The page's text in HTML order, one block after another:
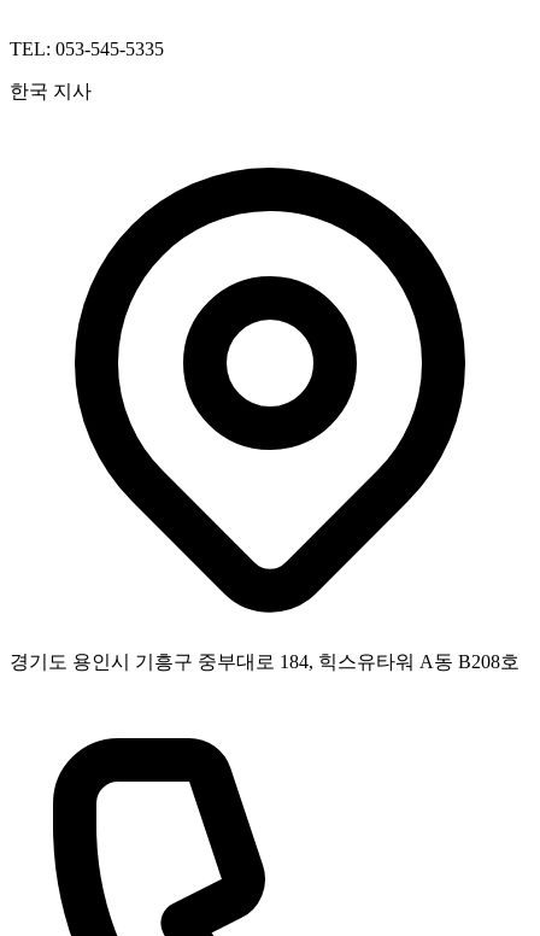
TEL: 053-545-5335
한국 지사
경기도 용인시 기흥구 중부대로 184, 힉스유타워 A동 B208호